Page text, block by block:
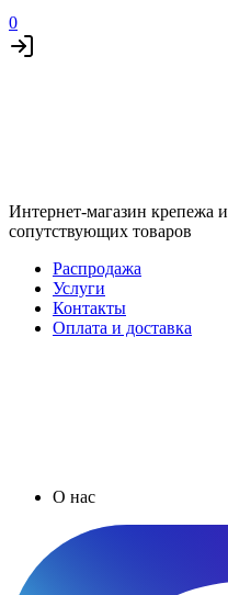
0
Интернет-магазин крепежа и
сопутствующих товаров
Распродажа
Услуги
Контакты
Оплата и доставка
О нас